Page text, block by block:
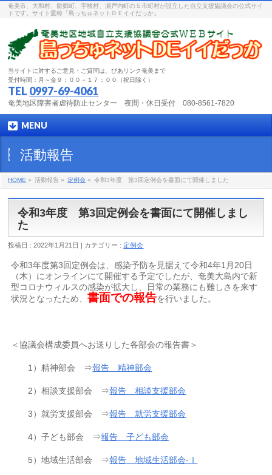
奄美市、大和村、龍郷町、宇検村、瀬戸内町の５市町村が設立した自立支援協議会の公式サイ
トです。サイト愛称「島っちゅネットＤＥイイだっか」
当サイトに対するご意見・ご質問は、ぴあリンク奄美まで
受付時間：月～金９：００－１７：００（祝日除く）
TEL 0997-69-4061
奄美地区障害者虐待防止センター 夜間・休日受付 080-8561-7820
MENU
活動報告
HOME » 活動報告 » 定例会 » 令和3年度 第3回定例会を書面にて開催しました
令和3年度 第3回定例会を書面にて開催しまし
た
投稿日 : 2022年1月21日 | カテゴリー : 定例会
令和3年度第3回定例会は、感染予防を見据えて令和4年1月20日
（木）にオンラインにて開催する予定でしたが、奄美大島内で新
型コロナウィルスの感染が拡大し、日常の業務にも難しさを来す
状況となったため、書面での報告を行いました。
＜協議会構成委員へお送りした各部会の報告書＞
1）精神部会 ⇒報告 精神部会
2）相談支援部会 ⇒報告 相談支援部会
3）就労支援部会 ⇒報告 就労支援部会
4）子ども部会 ⇒報告 子ども部会
5）地域生活部会 ⇒報告 地域生活部会-Ⅰ